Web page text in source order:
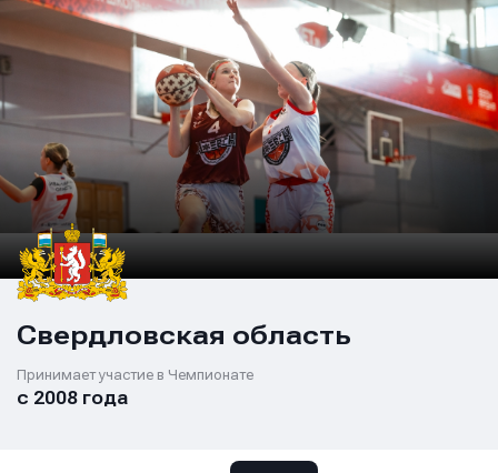
Свердловская область
Принимает участие в Чемпионате
с 2008 года